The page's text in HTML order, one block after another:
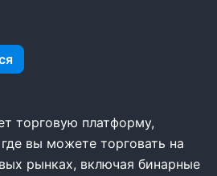
торговую платформу,
вы можете торговать на
рынках, включая бинарные